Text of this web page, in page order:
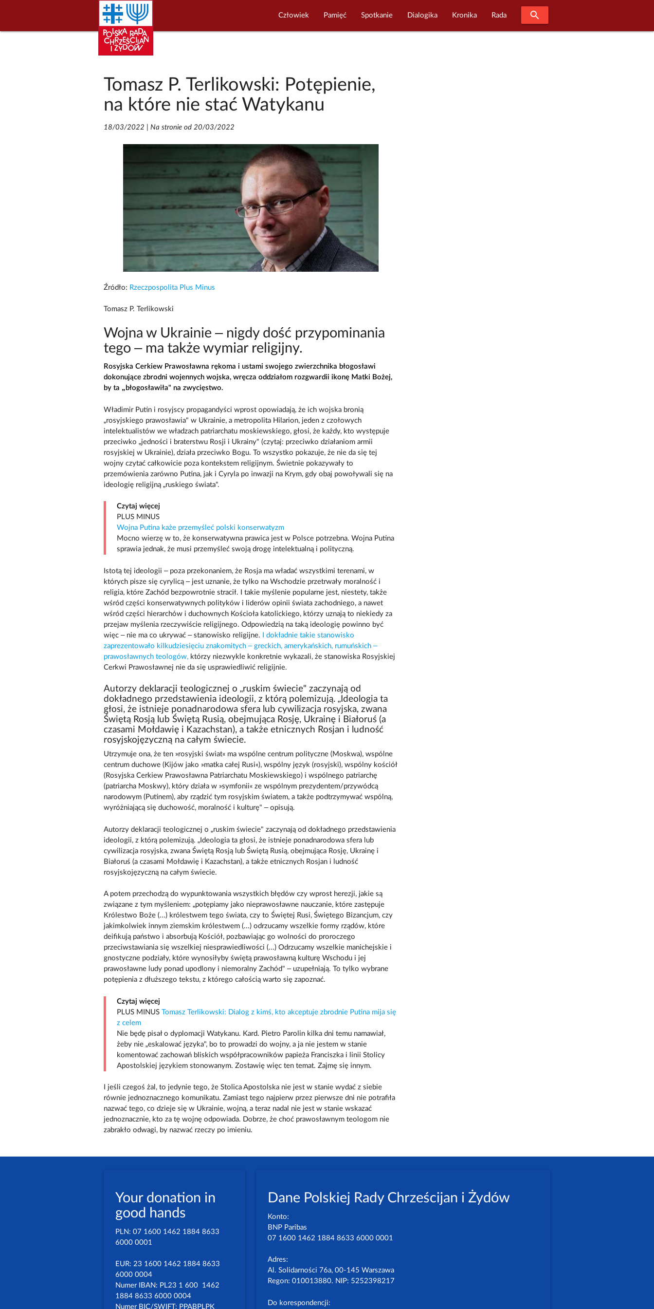
Człowiek Pamięć Spotkanie Dialogika Kronika Rada search
Tomasz P. Terlikowski: Potępienie,
na które nie stać Watykanu
18/03/2022 Na stronie od 20/03/2022
Źródło: Rzeczpospolita Plus Minus
Tomasz P. Terlikowski
Wojna w Ukrainie – nigdy dość przypominania
tego – ma także wymiar religijny.
Rosyjska Cerkiew Prawosławna rękoma i ustami swojego zwierzchnika błogosławi
dokonujące zbrodni wojennych wojska, wręcza oddziałom rozgwardii ikonę Matki Bożej,
by ta „błogosławiła" na zwycięstwo.
Władimir Putin i rosyjscy propagandyści wprost opowiadają, że ich wojska bronią
„rosyjskiego prawosławia" w Ukrainie, a metropolita Hilarion, jeden z czołowych
intelektualistów we władzach patriarchatu moskiewskiego, głosi, że każdy, kto występuje
przeciwko „jedności i braterstwu Rosji i Ukrainy" (czytaj: przeciwko działaniom armii
rosyjskiej w Ukrainie), działa przeciwko Bogu. To wszystko pokazuje, że nie da się tej
wojny czytać całkowicie poza kontekstem religijnym. Świetnie pokazywały to
przemówienia zarówno Putina, jak i Cyryla po inwazji na Krym, gdy obaj powoływali się na
ideologię religijną „ruskiego świata".
Czytaj więcej
PLUS MINUS
Wojna Putina każe przemyśleć polski konserwatyzm
Mocno wierzę w to, że konserwatywna prawica jest w Polsce potrzebna. Wojna Putina
sprawia jednak, że musi przemyśleć swoją drogę intelektualną i polityczną.
Istotą tej ideologii – poza przekonaniem, że Rosja ma władać wszystkimi terenami, w
których pisze się cyrylicą – jest uznanie, że tylko na Wschodzie przetrwały moralność i
religia, które Zachód bezpowrotnie stracił. I takie myślenie popularne jest, niestety, także
wśród części konserwatywnych polityków i liderów opinii świata zachodniego, a nawet
wśród części hierarchów i duchownych Kościoła katolickiego, którzy uznają to niekiedy za
przejaw myślenia rzeczywiście religijnego. Odpowiedzią na taką ideologię powinno być
więc – nie ma co ukrywać – stanowisko religijne.
I dokładnie takie stanowisko
zaprezentowało kilkudziesięciu znakomitych – greckich, amerykańskich, rumuńskich –
prawosławnych teologów,którzy niezwykle konkretnie wykazali, że stanowiska Rosyjskiej
Cerkwi Prawosławnej nie da się usprawiedliwić religijnie.
Autorzy deklaracji teologicznej o „ruskim świecie" zaczynają od
dokładnego przedstawienia ideologii, z którą polemizują. „Ideologia ta
głosi, że istnieje ponadnarodowa sfera lub cywilizacja rosyjska, zwana
Świętą Rosją lub Świętą Rusią, obejmująca Rosję, Ukrainę i Białoruś (a
czasami Mołdawię i Kazachstan), a także etnicznych Rosjan i ludność
rosyjskojęzyczną na całym świecie.
Utrzymuje ona, że ten »rosyjski świat« ma wspólne centrum polityczne (Moskwa), wspólne
centrum duchowe (Kijów jako »matka całej Rusi«), wspólny język (rosyjski), wspólny kościół
(Rosyjska Cerkiew Prawosławna Patriarchatu Moskiewskiego) i wspólnego patriarchę
(patriarcha Moskwy), który działa w »symfonii« ze wspólnym prezydentem/przywódcą
narodowym (Putinem), aby rządzić tym rosyjskim światem, a także podtrzymywać wspólną,
wyróżniającą się duchowość, moralność i kulturę" – opisują.
Autorzy deklaracji teologicznej o „ruskim świecie" zaczynają od dokładnego przedstawienia
ideologii, z którą polemizują. „Ideologia ta głosi, że istnieje ponadnarodowa sfera lub
cywilizacja rosyjska, zwana Świętą Rosją lub Świętą Rusią, obejmująca Rosję, Ukrainę i
Białoruś (a czasami Mołdawię i Kazachstan), a także etnicznych Rosjan i ludność
rosyjskojęzyczną na całym świecie.
A potem przechodzą do wypunktowania wszystkich błędów czy wprost herezji, jakie są
związane z tym myśleniem: „potępiamy jako nieprawosławne nauczanie, które zastępuje
Królestwo Boże (...) królestwem tego świata, czy to Świętej Rusi, Świętego Bizancjum, czy
jakimkolwiek innym ziemskim królestwem (...) odrzucamy wszelkie formy rządów, które
deifikują państwo i absorbują Kościół, pozbawiając go wolności do proroczego
przeciwstawiania się wszelkiej niesprawiedliwości (...) Odrzucamy wszelkie manichejskie i
gnostyczne podziały, które wynosiłyby świętą prawosławną kulturę Wschodu i jej
prawosławne ludy ponad upodlony i niemoralny Zachód" – uzupełniają. To tylko wybrane
potępienia z dłuższego tekstu, z którego całością warto się zapoznać.
Czytaj więcej
PLUS MINUSTomasz Terlikowski: Dialog z kimś, kto akceptuje zbrodnie Putina mija się
z celem
Nie będę pisał o dyplomacji Watykanu. Kard. Pietro Parolin kilka dni temu namawiał,
żeby nie „eskalować języka", bo to prowadzi do wojny, a ja nie jestem w stanie
komentować zachowań bliskich współpracowników papieża Franciszka i linii Stolicy
Apostolskiej językiem stonowanym. Zostawię więc ten temat. Zajmę się innym.
I jeśli czegoś żal, to jedynie tego, że Stolica Apostolska nie jest w stanie wydać z siebie
równie jednoznacznego komunikatu. Zamiast tego najpierw przez pierwsze dni nie potrafiła
nazwać tego, co dzieje się w Ukrainie, wojną, a teraz nadal nie jest w stanie wskazać
jednoznacznie, kto za tę wojnę odpowiada. Dobrze, że choć prawosławnym teologom nie
zabrakło odwagi, by nazwać rzeczy po imieniu.
Dane Polskiej Rady Chrześcijan i Żydów
Konto:
BNP Paribas
07 1600 1462 1884 8633 6000 0001
Adres:
Al. Solidarności 76a, 00-145 Warszawa
Regon: 010013880. NIP: 5252398217
Do korespondencji:
Your donation in
good hands
PLN: 07 1600 1462 1884 8633
6000 0001
EUR: 23 1600 1462 1884 8633
6000 0004
Numer IBAN: PL23 1 600 1462
1884 8633 6000 0004
Numer BIC/SWIFT: PPABPLPK